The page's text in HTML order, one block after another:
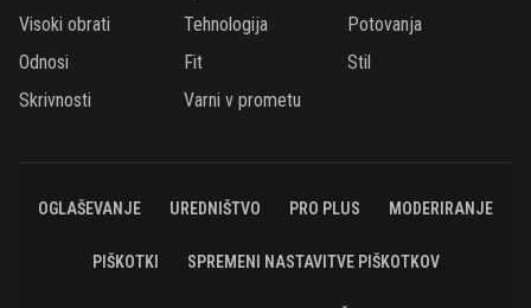
Visoki obrati
Tehnologija
Potovanja
Odnosi
Fit
Stil
Skrivnosti
Varni v prometu
OGLAŠEVANJE UREDNIŠTVO PRO PLUS MODERIRANJE
PIŠKOTKI SPREMENI NASTAVITVE PIŠKOTKOV